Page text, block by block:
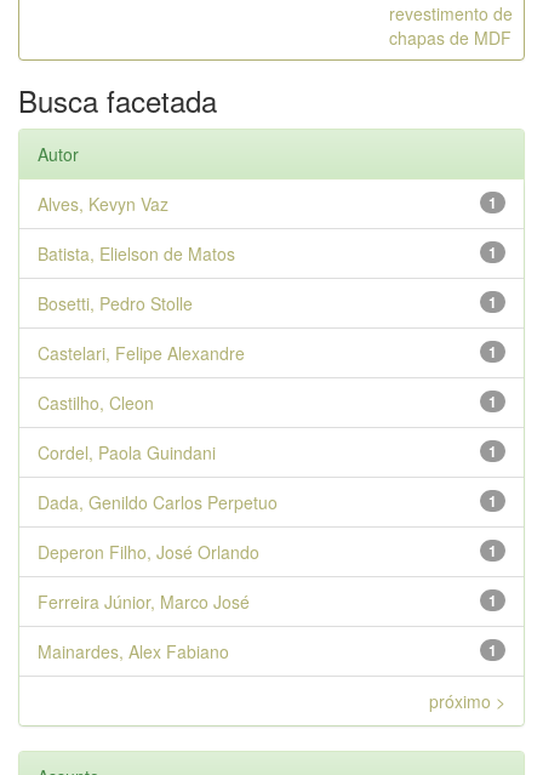
revestimento de
chapas de MDF
Busca facetada
Autor
1
Alves, Kevyn Vaz
1
Batista, Elielson de Matos
1
Bosetti, Pedro Stolle
1
Castelari, Felipe Alexandre
1
Castilho, Cleon
1
Cordel, Paola Guindani
1
Dada, Genildo Carlos Perpetuo
1
Deperon Filho, José Orlando
1
Ferreira Júnior, Marco José
1
Mainardes, Alex Fabiano
próximo >